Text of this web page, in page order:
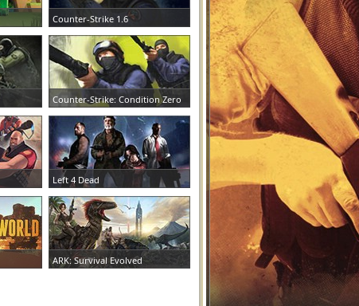
Counter-Strike 1.6
ЗАКАЗАТЬ СЕРВЕР
Counter-Strike: Condition Zero
ЗАКАЗАТЬ СЕРВЕР
Left 4 Dead
ЗАКАЗАТЬ СЕРВЕР
ARK: Survival Evolved